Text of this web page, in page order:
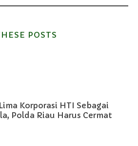
POSTS
Korporasi HTI Sebagai
Polda Riau Harus Cermat